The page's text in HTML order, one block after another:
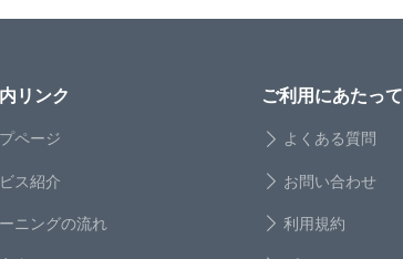
リンク
ページ
ス紹介
ニングの流れ
ご利用にあたって
よくある質問
お問い合わせ
利用規約